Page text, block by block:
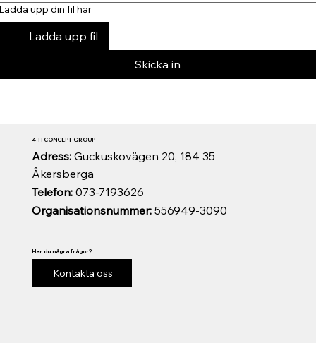
upp din fil här
Ladda upp fil
Skicka in
Organisationsnummer:556949-3090
Telefon:073-7193626
Adress: Guckuskovägen 20, 184 35
Åkersberga
4-H CONCEPT GROUP
Har du några frågor?
Kontakta oss